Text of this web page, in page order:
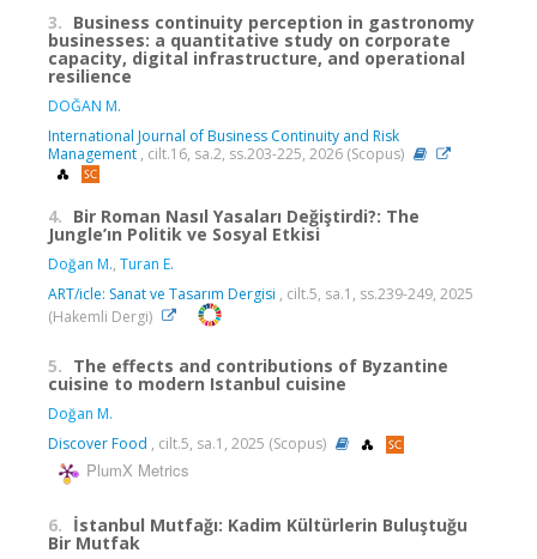
3. Business continuity perception in gastronomy
businesses: a quantitative study on corporate
capacity, digital infrastructure, and operational
resilience
DOĞAN M.
International Journal of Business Continuity and Risk
Management , cilt.16, sa.2, ss.203-225, 2026 (Scopus)
4. Bir Roman Nasıl Yasaları Değiştirdi?: The
Jungle’ın Politik ve Sosyal Etkisi
Doğan M., Turan E.
ART/icle: Sanat ve Tasarım Dergisi , cilt.5, sa.1, ss.239-249, 2025
(Hakemli Dergi)
5. The effects and contributions of Byzantine
cuisine to modern Istanbul cuisine
Doğan M.
Discover Food , cilt.5, sa.1, 2025 (Scopus)
PlumX Metrics
6. İstanbul Mutfağı: Kadim Kültürlerin Buluştuğu
Bir Mutfak